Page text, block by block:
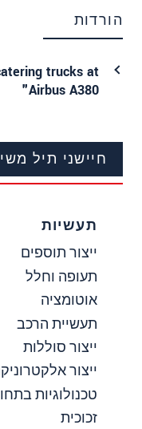
הורדות
trucks at
Airbus A380"
חיישני תיל
תעשיות
ייצור תוספים
תעופה וחלל
אוטומציה
תעשיית הרכב
ייצור סוללות
ייצור
טכנולוגיות
זכוכית